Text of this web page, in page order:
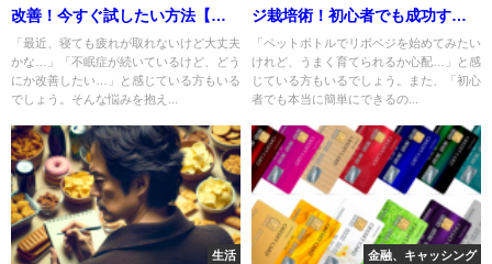
改善！今すぐ試したい方法【必
見】
「最近、寝ても疲れが取れないけど大丈夫
かな…」「不眠症が続いているけど、どう
にか改善したい…」と感じている方もいる
でしょう。そんな悩みを抱え...
ジ栽培術！初心者でも成功する
方法
「ペットボトルでリボベジを始めてみたい
けれど、うまく育てられるか心配…」と感
じている方もいるでしょう。また、「初心
者でも本当に簡単にできるの...
生活 金融、キャッシング